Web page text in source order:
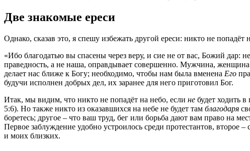
Две знакомые ереси
Однако, сказав это, я спешу избежать другой ереси: никто не попадёт
«Ибо благодатью вы спасены через веру, и сие не от вас, Божий дар:
праведность, а не наша, оправдывает совершенно. Мужчина,
делает нас ближе к Богу; необходимо, чтобы нам была вменена Его
будучи исполнен добрых дел, их заранее для него приготовил Бог.
Итак, мы видим, что никто не попадёт на небо, если не будет ходить
5:6). Но также никто из оказавшихся на небе не будет там благодаря
боретесь; другое – что ваш труд, бег или борьба дают вам право на
Первое заблуждение удобно устроилось среди протестантов, второе
и моих близких.